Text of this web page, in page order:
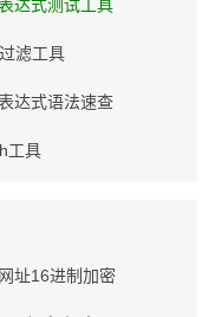
达式测试工具
滤工具
达式语法速查
工具
址16进制加密